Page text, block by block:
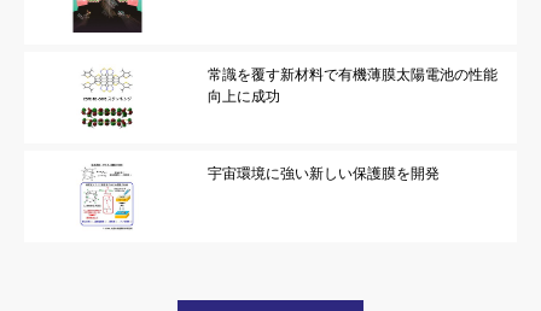
常識を覆す新材料で有機薄膜太陽電池の性能
向上に成功
宇宙環境に強い新しい保護膜を開発